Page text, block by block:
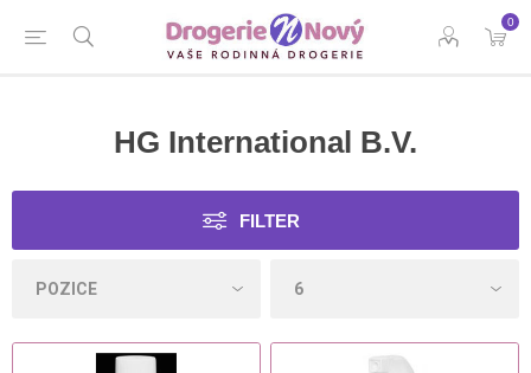
0
HG International B.V.
FILTER